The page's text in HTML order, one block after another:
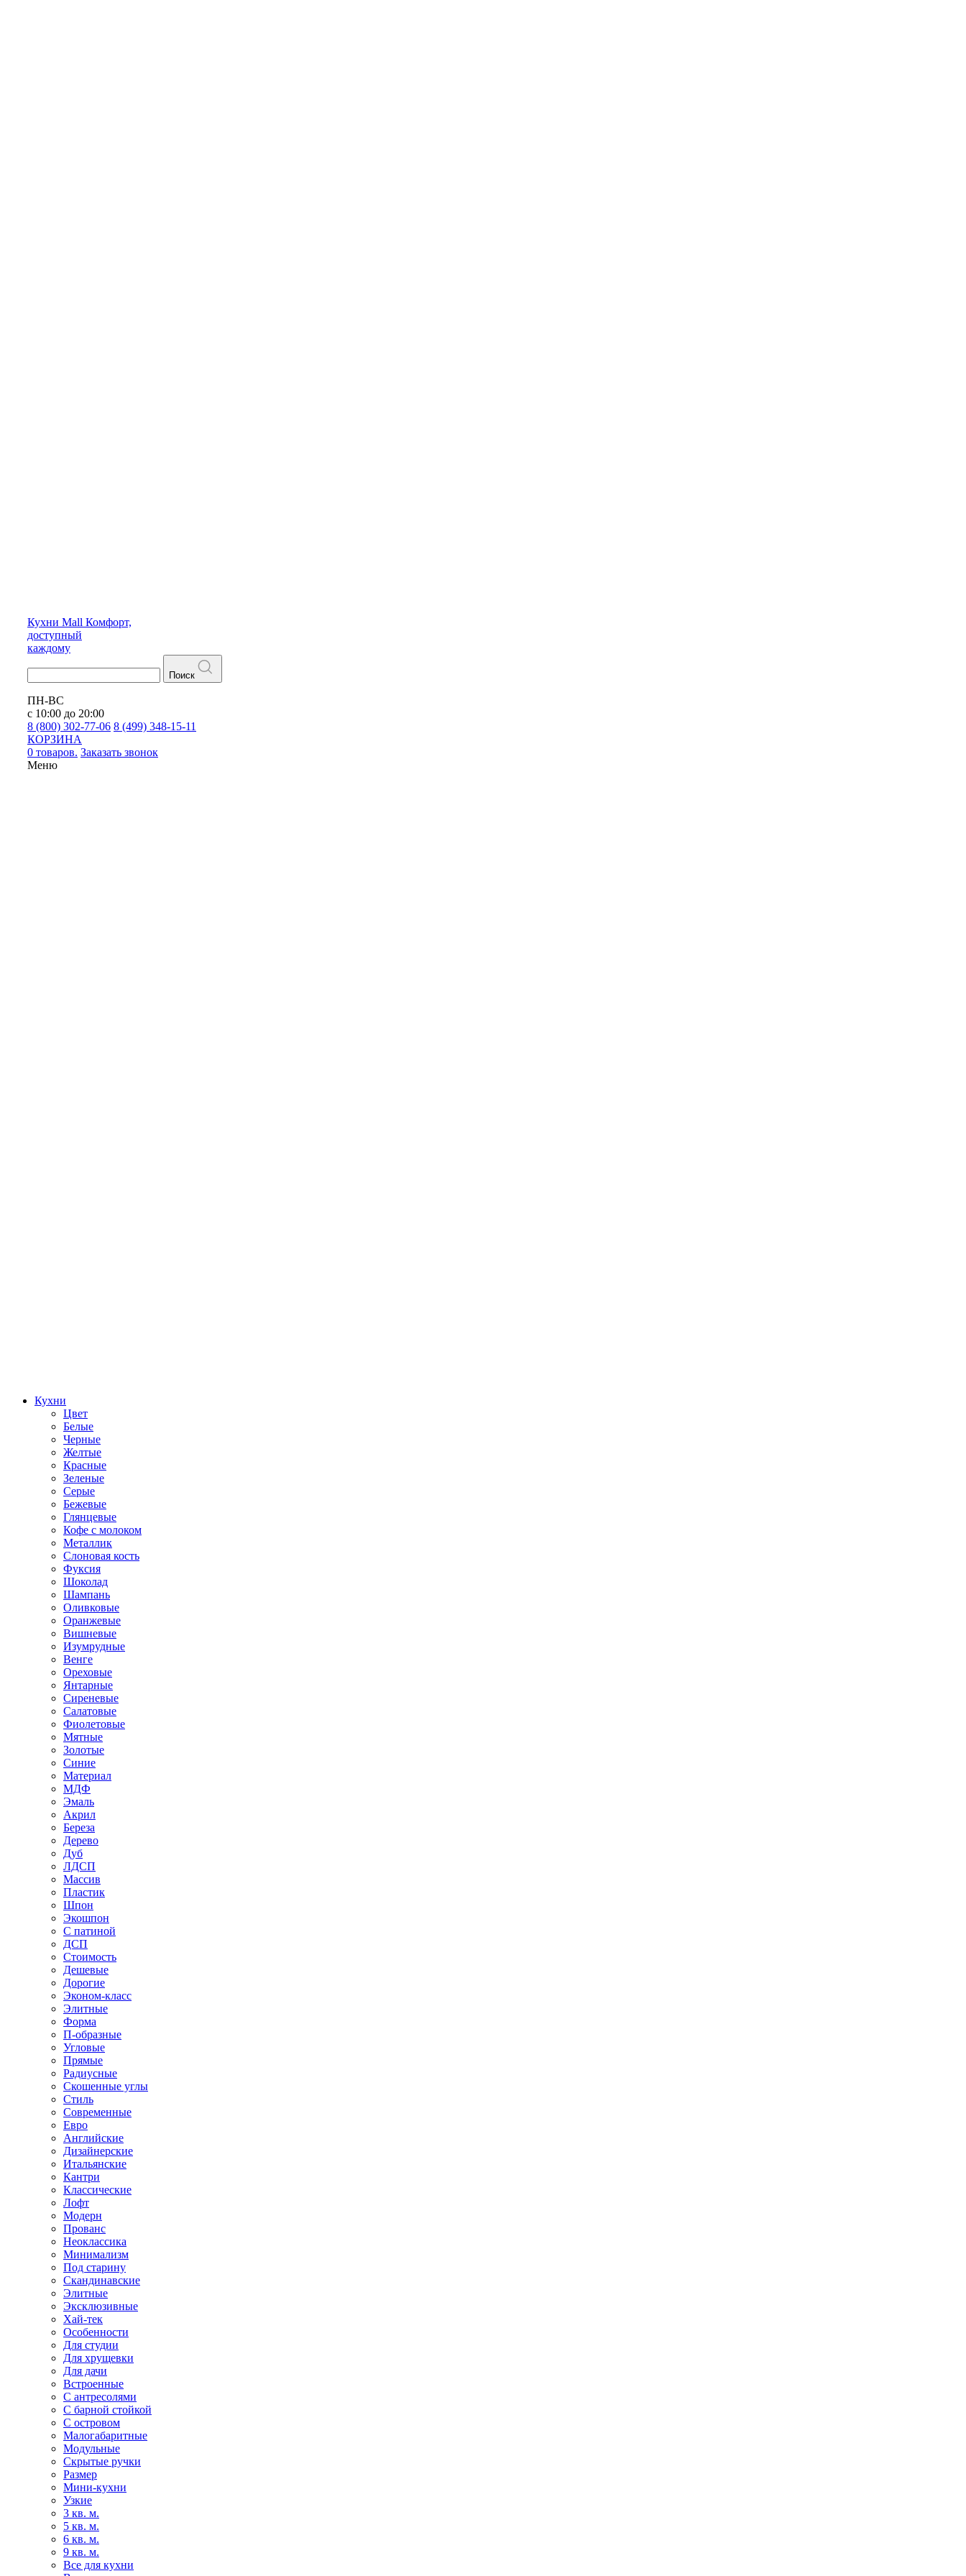
Кухни Mall Комфорт,
доступный
каждому
Поиск
ПН-ВС
с 10:00 до 20:00
8 (800) 302-77-06 8 (499) 348-15-11
КОРЗИНА
0 товаров. Заказать звонок
Меню
Кухни
Цвет
Белые
Черные
Желтые
Красные
Зеленые
Серые
Бежевые
Глянцевые
Кофе с молоком
Металлик
Слоновая кость
Фуксия
Шоколад
Шампань
Оливковые
Оранжевые
Вишневые
Изумрудные
Венге
Ореховые
Янтарные
Сиреневые
Салатовые
Фиолетовые
Мятные
Золотые
Синие
Материал
МДФ
Эмаль
Акрил
Береза
Дерево
Дуб
ЛДСП
Массив
Пластик
Шпон
Экошпон
С патиной
ДСП
Стоимость
Дешевые
Дорогие
Эконом-класс
Элитные
Форма
П-образные
Угловые
Прямые
Радиусные
Скошенные углы
Стиль
Современные
Евро
Английские
Дизайнерские
Итальянские
Кантри
Классические
Лофт
Модерн
Прованс
Неоклассика
Минимализм
Под старину
Скандинавские
Элитные
Эксклюзивные
Хай-тек
Особенности
Для студии
Для хрущевки
Для дачи
Встроенные
С антресолями
С барной стойкой
С островом
Малогабаритные
Модульные
Скрытые ручки
Размер
Мини-кухни
Узкие
3 кв. м.
5 кв. м.
6 кв. м.
9 кв. м.
Все для кухни